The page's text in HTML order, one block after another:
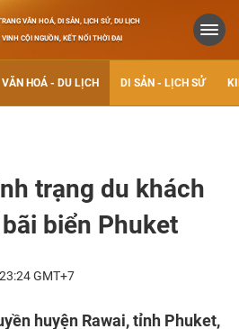
VĂN HOÁ, DI SẢN, LỊCH SỬ, DU LỊCH
VINH CỘI NGUỒN, KẾT NỐI THỜI ĐẠI
VĂN HOÁ - DU LỊCH DI SẢN - LỊCH SỬ
trạng du khách
biển Phuket
GMT+7
huyện Rawai, tỉnh Phuket,